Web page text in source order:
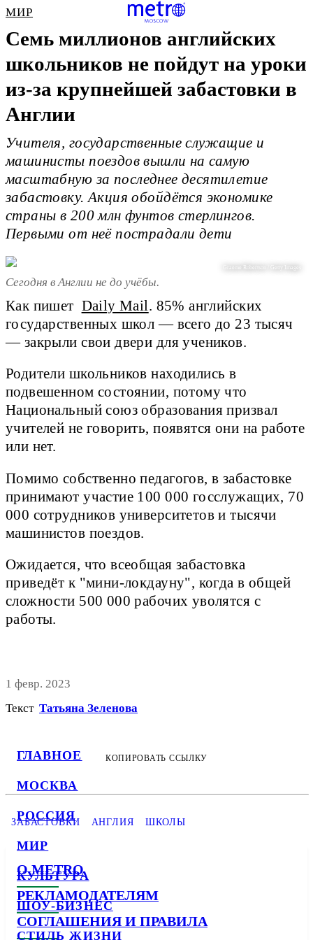
ГЛАВНОЕ
МОСКВА
РОССИЯ
МИР
КУЛЬТУРА
ШОУ-БИЗНЕС
СТИЛЬ ЖИЗНИ
МИР
Семь миллионов английских
школьников не пойдут на уроки
из-за крупнейшей забастовки в
Англии
Учителя, государственные служащие и
машинисты поездов вышли на самую
масштабную за последнее десятилетие
забастовку. Акция обойдётся экономике
страны в 200 млн фунтов стерлингов.
Первыми от неё пострадали дети
Graeme Robertson / Getty Images
Сегодня в Англии не до учёбы.
Как пишет Daily Mail . 85% английских
государственных школ — всего до 23 тысяч
— закрыли свои двери для учеников.
Родители школьников находились в
подвешенном состоянии, потому что
Национальный союз образования призвал
учителей не говорить, появятся они на работе
или нет.
Помимо собственно педагогов, в забастовке
принимают участие 100 000 госслужащих, 70
000 сотрудников университетов и тысячи
машинистов поездов.
Ожидается, что всеобщая забастовка
приведёт к "мини-локдауну", когда в общей
сложности 500 000 рабочих уволятся с
работы.
1 февр. 2023
Текст Татьяна Зеленова
КОПИРОВАТЬ ССЫЛКУ
ЗАБАСТОВКИ АНГЛИЯ ШКОЛЫ
О METRO
РЕКЛАМОДАТЕЛЯМ
СОГЛАШЕНИЯ И ПРАВИЛА